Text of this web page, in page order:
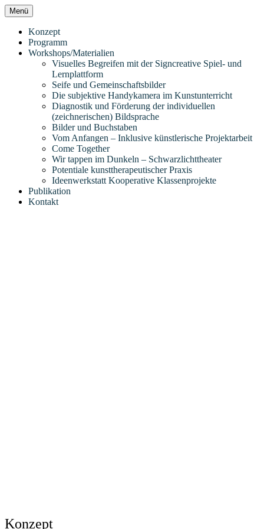
Zum
Inhalt
springen
Kunstpädagogischer Tag 2018 I
Künstlerisches Handeln zwischen
Kooperation, Differenzierung,
Partizipation und
Individualisierung
Websites Website
Menü
Konzept
Programm
Workshops/Materialien
Visuelles Begreifen mit der Signcreative Spiel- und
Lernplattform
Seife und Gemeinschaftsbilder
Die subjektive Handykamera im Kunstunterricht
Diagnostik und Förderung der individuellen
(zeichnerischen) Bildsprache
Bilder und Buchstaben
Vom Anfangen – Inklusive künstlerische Projektarbeit
Come Together
Wir tappen im Dunkeln – Schwarzlichttheater
Potentiale kunsttherapeutischer Praxis
Ideenwerkstatt Kooperative Klassenprojekte
Publikation
Kontakt
Konzept